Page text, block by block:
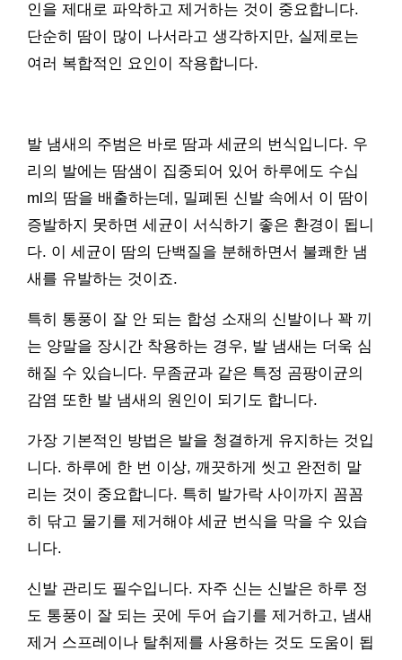
인을 제대로 파악하고 제거하는 것이 중요합니다.
단순히 땀이 많이 나서라고 생각하지만, 실제로는
여러 복합적인 요인이 작용합니다.
발 냄새의 주범은 바로 땀과 세균의 번식입니다. 우
리의 발에는 땀샘이 집중되어 있어 하루에도 수십
ml의 땀을 배출하는데, 밀폐된 신발 속에서 이 땀이
증발하지 못하면 세균이 서식하기 좋은 환경이 됩니
다. 이 세균이 땀의 단백질을 분해하면서 불쾌한 냄
새를 유발하는 것이죠.
특히 통풍이 잘 안 되는 합성 소재의 신발이나 꽉 끼
는 양말을 장시간 착용하는 경우, 발 냄새는 더욱 심
해질 수 있습니다. 무좀균과 같은 특정 곰팡이균의
감염 또한 발 냄새의 원인이 되기도 합니다.
가장 기본적인 방법은 발을 청결하게 유지하는 것입
니다. 하루에 한 번 이상, 깨끗하게 씻고 완전히 말
리는 것이 중요합니다. 특히 발가락 사이까지 꼼꼼
히 닦고 물기를 제거해야 세균 번식을 막을 수 있습
니다.
신발 관리도 필수입니다. 자주 신는 신발은 하루 정
도 통풍이 잘 되는 곳에 두어 습기를 제거하고, 냄새
제거 스프레이나 탈취제를 사용하는 것도 도움이 됩